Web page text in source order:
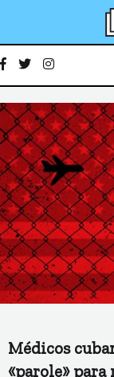
YucaByte
Médicos
«parole»